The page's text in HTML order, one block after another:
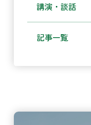
講演・談話
記事一覧